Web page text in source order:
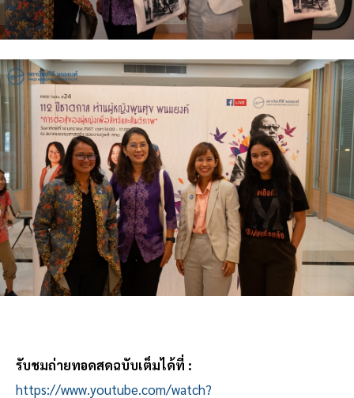
รับชมถ่ายทอดสดฉบับเต็มได้ที่ :
https://www.youtube.com/watch?